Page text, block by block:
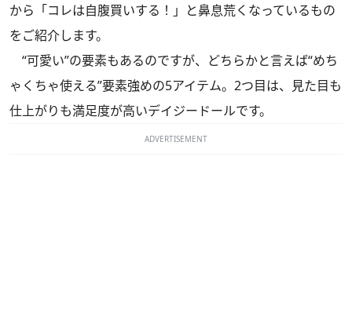
から「コレは自腹買いする！」と鼻息荒くなっているもの
をご紹介します。
“可愛い”の要素もあるのですが、どちらかと言えば“めち
ゃくちゃ使える”要素強めの5アイテム。2つ目は、見た目も
仕上がりも満足度が高いデイジードールです。
ADVERTISEMENT